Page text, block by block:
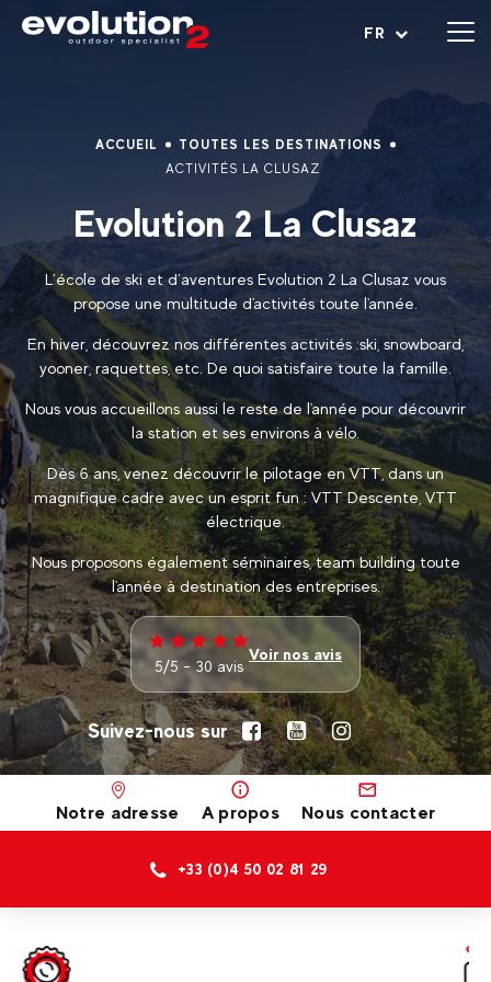
FR
Ouvrir le menu
ACCUEIL
TOUTES LES DESTINATIONS
ACTIVITÉS LA CLUSAZ
Evolution 2 La Clusaz
L’école de ski et d’aventures Evolution 2 La Clusaz vous
propose une multitude d'activités toute l'année.
En hiver, découvrez nos différentes activités :ski, snowboard,
yooner, raquettes, etc. De quoi satisfaire toute la famille.
Nous vous accueillons aussi le reste de l'année pour découvrir
la station et ses environs à vélo.
Dès 6 ans, venez découvrir le pilotage en VTT, dans un
magnifique cadre avec un esprit fun : VTT Descente, VTT
électrique.
Nous proposons également séminaires, team building toute
l'année à destination des entreprises.
5/5 - 30 avis
Voir nos avis
Suivez-nous sur
Notre adresse A propos Nous contacter
+33 (0)4 50 02 81 29